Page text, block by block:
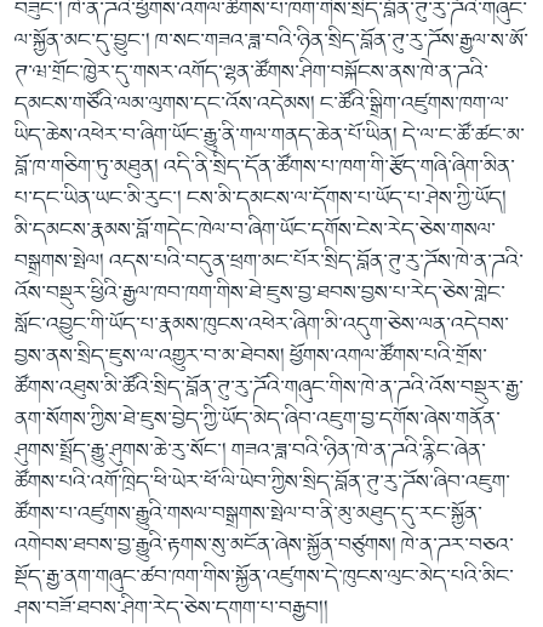
བཟུང་། ཁེ་ན་ཌའི་ཕྱོགས་འགལ་ཚོགས་པ་ཁག་གིས་སྲིད་བློན་ཊུ་རུ་ཌོའི་གཞུང་
ལ་སྐྱོན་མང་དུ་བྱུང་། ཁ་སང་གཟའ་ཟླ་བའི་ཉིན་སྲིད་བློན་ཊུ་རུ་ཌོས་རྒྱལ་ས་ཨོ་
ཊ་ཝ་གྲོང་ཁྱེར་དུ་གསར་འགོད་ལྷན་ཚོགས་ཤིག་བསྐོངས་ནས་ཁེ་ན་ཌའི་
དམངས་གཙོའི་ལམ་ལུགས་དང་འོས་འདེམས། ང་ཚོའི་སྒྲིག་འཛུགས་ཁག་ལ་
ཡིད་ཆེས་འཕེར་བ་ཞིག་ཡོང་རྒྱུ་ནི་གལ་གནད་ཆེན་པོ་ཡིན། དེ་ལ་ང་ཚོ་ཚང་མ་
བློ་ཁ་གཅིག་ཏུ་མཐུན། འདི་ནི་སྲིད་དོན་ཚོགས་པ་ཁག་གི་རྩོད་གཞི་ཞིག་མིན་
པ་དང་ཡིན་ཡང་མི་རུང་། ངས་མི་དམངས་ལ་དོགས་པ་ཡོད་པ་ཤེས་ཀྱི་ཡོད།
མི་དམངས་རྣམས་བློ་གདེང་ཁེལ་བ་ཞིག་ཡོང་དགོས་ངེས་རེད་ཅེས་གསལ་
བསྒྲགས་སྤེལ། འདས་པའི་བདུན་ཕྲག་མང་པོར་སྲིད་བློན་ཊུ་རུ་ཌོས་ཁེ་ན་ཌའི་
འོས་བསྡུར་ཕྱིའི་རྒྱལ་ཁབ་ཁག་གིས་ཐེ་ཇུས་བྱ་ཐབས་བྱས་པ་རེད་ཅེས་གླེང་
སློང་འབྱུང་གི་ཡོད་པ་རྣམས་ཁུངས་འཕེར་ཞིག་མི་འདུག་ཅེས་ལན་འདེབས་
བྱས་ནས་སྲིད་ཇུས་ལ་འགྱུར་བ་མ་ཐེབས། ཕྱོགས་འགལ་ཚོགས་པའི་གྲོས་
ཚོགས་འཐུས་མི་ཚོའི་སྲིད་བློན་ཊུ་རུ་ཌོའི་གཞུང་གིས་ཁེ་ན་ཌའི་འོས་བསྡུར་རྒྱ་
ནག་སོགས་ཀྱིས་ཐེ་ཇུས་བྱེད་ཀྱི་ཡོད་མེད་ཞིབ་འཇུག་བྱ་དགོས་ཞེས་གནོན་
ཤུགས་སྤྲོད་རྒྱུ་ཤུགས་ཆེ་རུ་སོང་། གཟའ་ཟླ་བའི་ཉིན་ཁེ་ན་ཌའི་རྙིང་ཞེན་
ཚོགས་པའི་འགོ་ཁྲིད་ཕི་ཡེར་ཕོ་ལི་ཡེབ་ཀྱིས་སྲིད་བློན་ཊུ་རུ་ཌོས་ཞིབ་འཇུག་
ཚོགས་པ་འཛུགས་རྒྱུའི་གསལ་བསྒྲགས་སྤེལ་བ་ནི་མུ་མཐུད་དུ་རང་སྐྱོན་
འགེབས་ཐབས་བྱ་རྒྱུའི་རྟགས་སུ་མངོན་ཞེས་སྐྱོན་བཙུགས། ཁེ་ན་ཌར་བཅའ་
སྡོད་རྒྱ་ནག་གཞུང་ཚབ་ཁག་གིས་སྐྱོན་འཛུགས་དེ་ཁུངས་ལུང་མེད་པའི་མིང་
ཤས་བཟོ་ཐབས་ཤིག་རེད་ཅེས་དགག་པ་བརྒྱབ།།